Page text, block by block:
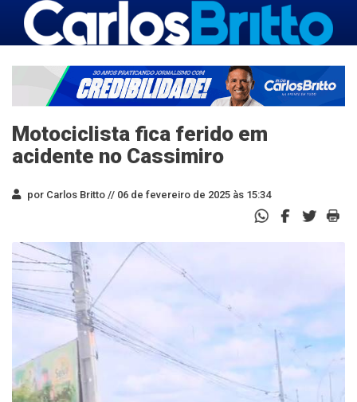
Motociclista fica ferido em
acidente no Cassimiro
por Carlos Britto // 06 de fevereiro de 2025 às 15:34